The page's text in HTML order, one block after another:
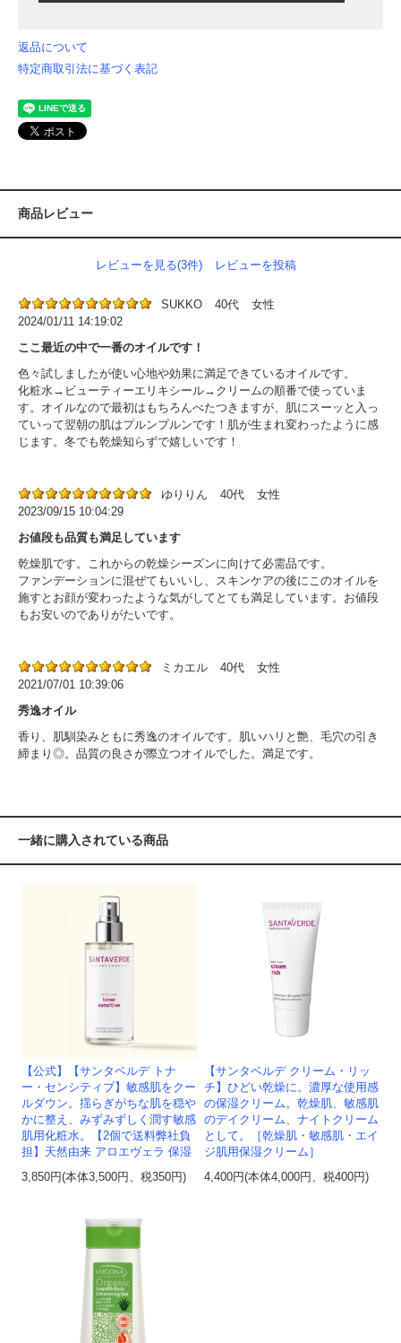
返品について
特定商取引法に基づく表記
商品レビュー
レビューを見る(3件) レビューを投稿
SUKKO 40代
女性
2024/01/11 14:19:02
ここ最近の中で一番のオイルです！
色々試しましたが使い心地や効果に満足できているオイルです。
化粧水→ビューティーエリキシール→クリームの順番で使っていま
す。オイルなので最初はもちろんべたつきますが、肌にスーッと入っ
ていって翌朝の肌はプルンプルンです！肌が生まれ変わったように感
じます。冬でも乾燥知らずで嬉しいです！
ゆりりん 40代
女性
2023/09/15 10:04:29
お値段も品質も満足しています
乾燥肌です。これからの乾燥シーズンに向けて必需品です。
ファンデーションに混ぜてもいいし、スキンケアの後にこのオイルを
施すとお顔が変わったような気がしてとても満足しています。お値段
もお安いのでありがたいです。
ミカエル 40代
女性
2021/07/01 10:39:06
秀逸オイル
香り、肌馴染みともに秀逸のオイルです。肌いハリと艶、毛穴の引き
締まり◎。品質の良さが際立つオイルでした。満足です。
一緒に購入されている商品
【公式】【サンタベルデ トナ
ー・センシティブ】敏感肌をクー
ルダウン。揺らぎがちな肌を穏や
かに整え、みずみずしく潤す敏感
肌用化粧水。【2個で送料弊社負
担】天然由来 アロエヴェラ 保湿
3,850円(本体3,500円、税350円)
【サンタベルデ クリーム・リッ
チ】ひどい乾燥に。濃厚な使用感
の保湿クリーム。乾燥肌、敏感肌
のデイクリーム、ナイトクリーム
として。［乾燥肌・敏感肌・エイ
ジ肌用保湿クリーム］
4,400円(本体4,000円、税400円)